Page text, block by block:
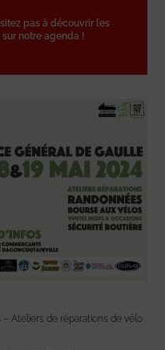
pas à découvrir les
notre agenda !
Ateliers de réparations de vélo